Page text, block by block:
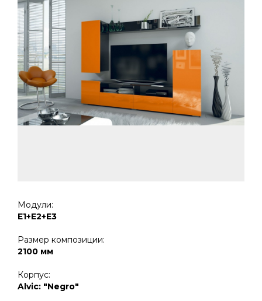
Модули:
Е1+Е2+Е3
Размер композиции:
2100 мм
Корпус:
Alvic: "Negro"